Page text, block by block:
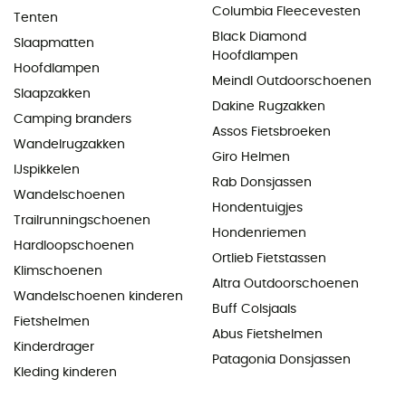
Tenten
Slaapmatten
Hoofdlampen
Slaapzakken
Camping branders
Wandelrugzakken
IJspikkelen
Wandelschoenen
Trailrunningschoenen
Hardloopschoenen
Klimschoenen
Wandelschoenen kinderen
Fietshelmen
Kinderdrager
Kleding kinderen
Columbia Fleecevesten
Black Diamond
Hoofdlampen
Meindl Outdoorschoenen
Dakine Rugzakken
Assos Fietsbroeken
Giro Helmen
Rab Donsjassen
Hondentuigjes
Hondenriemen
Ortlieb Fietstassen
Altra Outdoorschoenen
Buff Colsjaals
Abus Fietshelmen
Patagonia Donsjassen